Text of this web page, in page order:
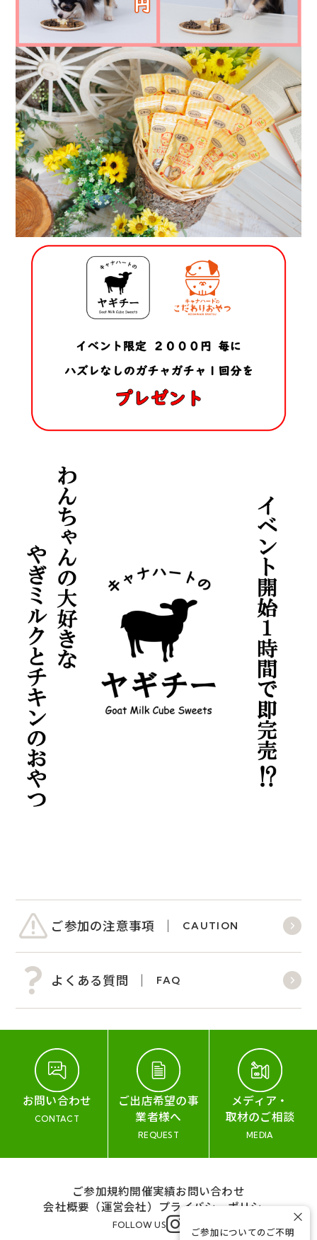
ご参加の注意事項 CAUTION
よくある質問 FAQ
お問い合わせ
CONTACT
ご出店希望の事
業者様へ
REQUEST
メディア・
取材のご相談
MEDIA
ご参加規約開催実績お問い合わせ
会社概要（運営会社） プライバシーポリシー
FOLLOW US
ご参加についてのご不明
×